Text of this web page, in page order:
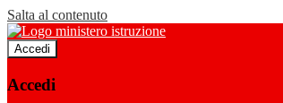
Salta al contenuto
Accedi
Accedi